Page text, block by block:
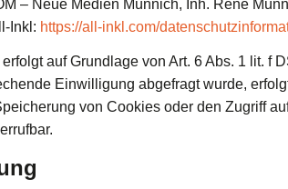
– Neue Medien Münnich, Inh. René
Inkl: https://all-inkl.com/
auf Grundlage von Art. 6 Abs. 1 lit.
Einwilligung abgefragt wurde,
von Cookies oder den Zugriff